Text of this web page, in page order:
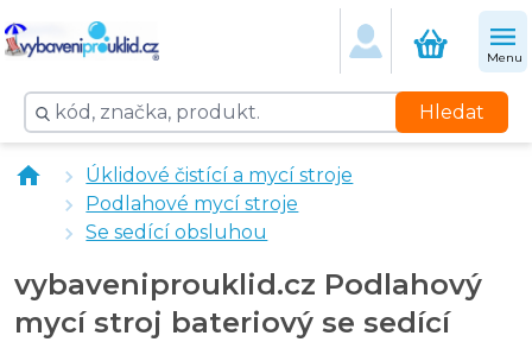
Menu
Hledat
CLEAMEN 145 strojní deepon 5 l
vybaveniprouklid.cz Podlahový mycí stroj kabelový
vybaveniprouklid.cz Podlahový mycí stroj bateriový
Úklidové čistící a mycí stroje
Podlahové mycí stroje
Se sedící obsluhou
vybaveniprouklid.cz Podlahový
mycí stroj bateriový se sedící